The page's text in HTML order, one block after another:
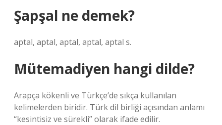
Şapşal ne demek?
aptal, aptal, aptal, aptal, aptal s.
Mütemadiyen hangi dilde?
Arapça kökenli ve Türkçe’de sıkça kullanılan
kelimelerden biridir. Türk dil birliği açısından anlamı
“kesintisiz ve sürekli” olarak ifade edilir.